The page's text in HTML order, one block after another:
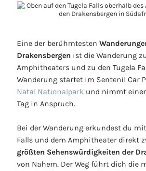
Eine der berühmtesten
Drakensbergen ist die Wanderung
Amphitheaters und zu den Tugela
Wanderung startet im Sentenil Car
Natal Nationalpark und nimmt
Tag in Anspruch.
Bei der Wanderung erkundest du
Falls und dem Amphitheater direkt
größten Sehenswürdigkeiten der
von Nahem. Der Weg führt dich die